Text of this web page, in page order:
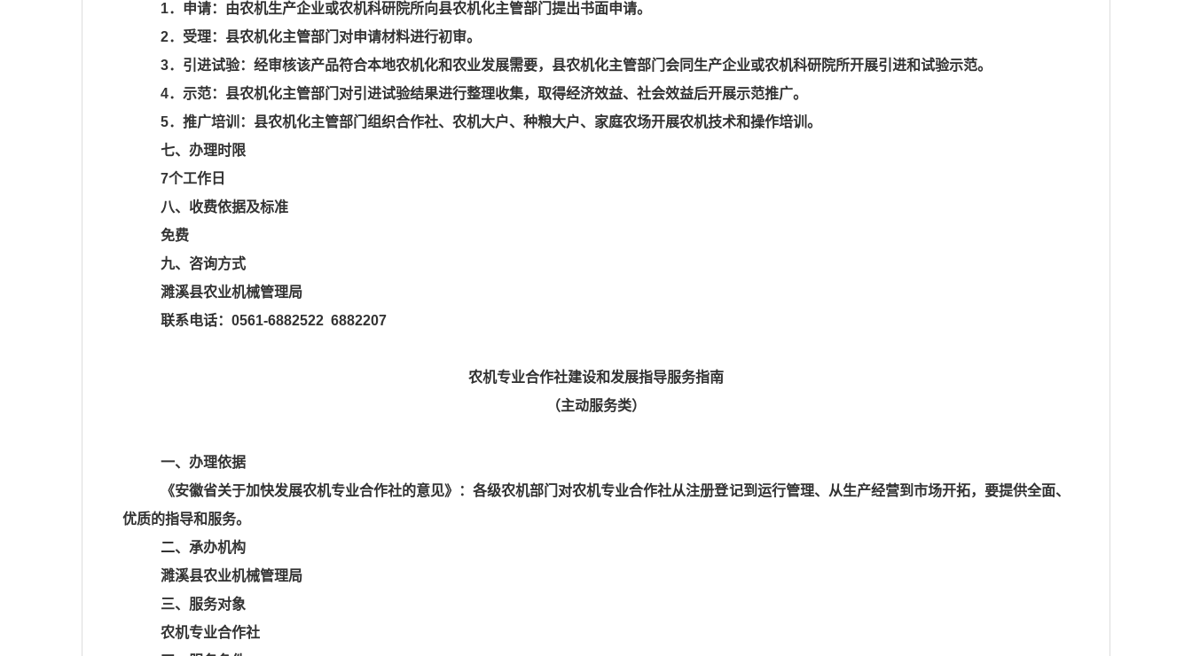
1．申请：由农机生产企业或农机科研院所向县农机化主管部门提出书面申请。
2．受理：县农机化主管部门对申请材料进行初审。
3．引进试验：经审核该产品符合本地农机化和农业发展需要，县农机化主管部门会同生产企业或农机科研院所开展引进和试验示范。
4．示范：县农机化主管部门对引进试验结果进行整理收集，取得经济效益、社会效益后开展示范推广。
5．推广培训：县农机化主管部门组织合作社、农机大户、种粮大户、家庭农场开展农机技术和操作培训。
七、办理时限
7个工作日
八、收费依据及标准
免费
九、咨询方式
濉溪县农业机械管理局
联系电话： 0561-6882522 6882207
农机专业合作社建设和发展指导服务指南
（主动服务类）
一、办理依据
《安徽省关于加快发展农机专业合作社的意见》：各级农机部门对农机专业合作社从注册登记到运行管理、从生产经营到市场开拓，要提供全面、
优质的指导和服务。
二、承办机构
濉溪县农业机械管理局
三、服务对象
农机专业合作社